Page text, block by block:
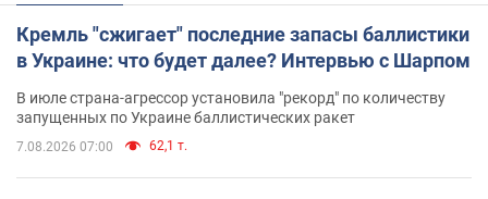
Кремль "сжигает" последние запасы баллистики
в Украине: что будет далее? Интервью с Шарпом
В июле страна-агрессор установила "рекорд" по количеству
запущенных по Украине баллистических ракет
7.08.2026 07:00 62,1 т.